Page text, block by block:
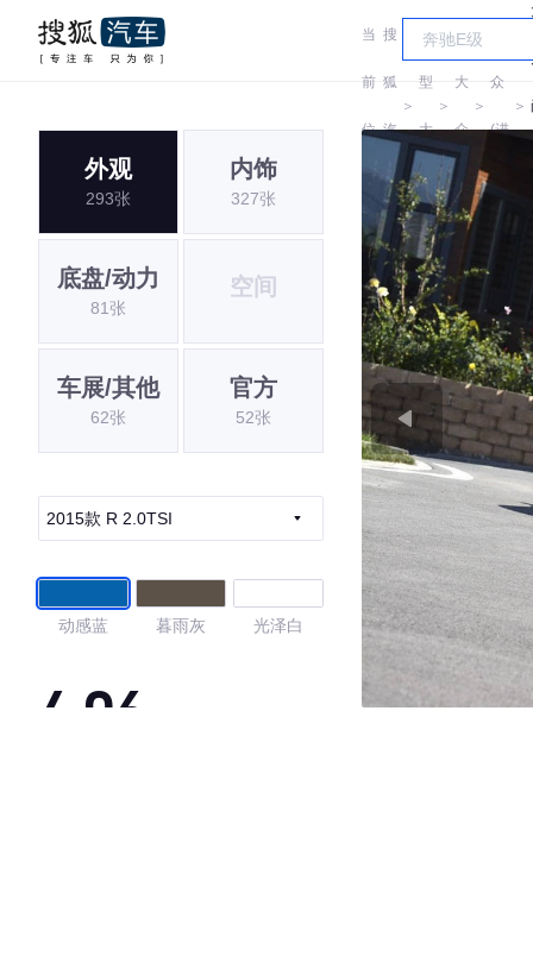
当
前
位
置:
搜
狐
汽
车
＞
车
型
大
全
＞
大
众
＞
众
(进
＞
外观
293张
内饰
327张
底盘/动力
81张
空间
车展/其他
62张
官方
52张
2015款 R 2.0TSI
动感蓝 暮雨灰 光泽白
4.06